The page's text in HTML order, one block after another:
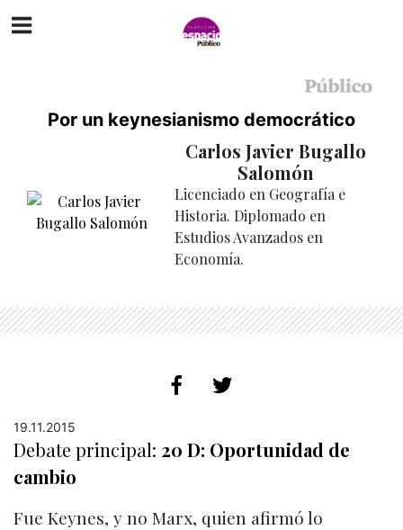
Por un keynesianismo democrático
Carlos Javier Bugallo
Salomón
Licenciado en Geografía e
Historia. Diplomado en
Estudios Avanzados en
Economía.
19.11.2015
Debate principal: 20 D: Oportunidad de
cambio
Fue Keynes, y no Marx, quien afirmó lo